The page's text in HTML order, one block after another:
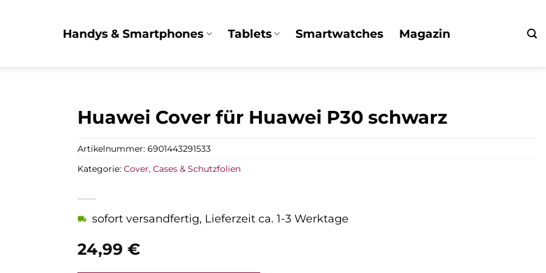
Handys & Smartphones Tablets Smartwatches Magazin
Huawei Cover für Huawei P30 schwarz
24,99 €
sofort versandfertig, Lieferzeit ca. 1-3 Werktage
Artikelnummer: 6901443291533
Kategorie: Cover, Cases & Schutzfolien